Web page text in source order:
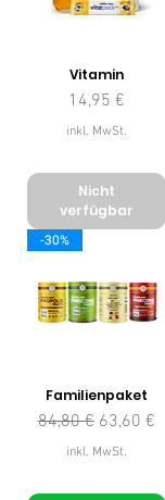
Vitamin
Preis
14,95 €
inkl. MwSt.
Nicht
verfügbar
-30%
Familienpaket
Standardpreis
84,80 € Sale-Preis
63,60 €
inkl. MwSt.